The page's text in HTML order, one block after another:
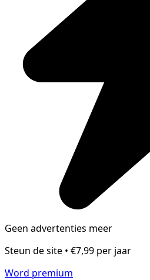
Geen advertenties meer
Steun de site • €7,99 per jaar
Word premium